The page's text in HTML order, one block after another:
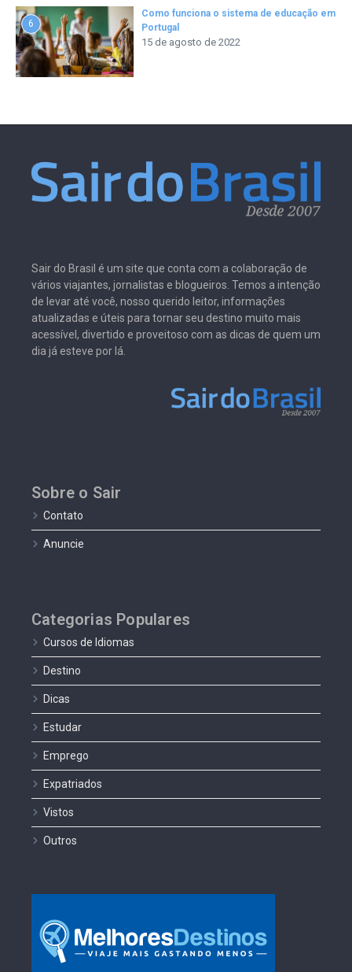
6
Como funciona o sistema de educação em
Portugal
15 de agosto de 2022
Sair do Brasil é um site que conta com a colaboração de
vários viajantes, jornalistas e blogueiros. Temos a intenção
de levar até você, nosso querido leitor, informações
atualizadas e úteis para tornar seu destino muito mais
acessível, divertido e proveitoso com as dicas de quem um
dia já esteve por lá.
Sobre o Sair
Contato
Anuncie
Categorias Populares
Cursos de Idiomas
Destino
Dicas
Estudar
Emprego
Expatriados
Vistos
Outros